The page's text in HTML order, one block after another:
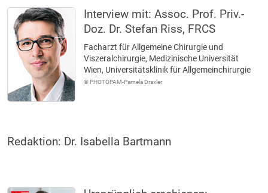
Interview mit:Assoc. Prof. Priv.-
Doz. Dr. Stefan Riss, FRCS
Facharzt für Allgemeine Chirurgie und
Viszeralchirurgie, Medizinische Universität
Wien, Universitätsklinik für Allgemeinchirurgie
© PHOTOPAM-Pamela Draxler
Redaktion: Dr. Isabella Bartmann